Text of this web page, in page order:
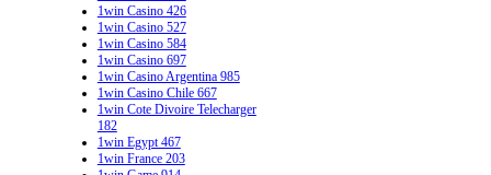
1win Casino 426
1win Casino 527
1win Casino 584
1win Casino 697
1win Casino Argentina 985
1win Casino Chile 667
1win Cote Divoire Telecharger
182
1win Egypt 467
1win France 203